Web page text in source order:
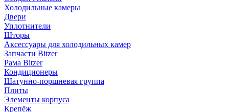
Холодильные камеры
Двери
Уплотнители
Шторы
Аксессуары для холодильных камер
Запчасти Bitzer
Рама Bitzer
Кондиционеры
Шатунно-поршневая группа
Плиты
Элементы корпуса
Крепёж